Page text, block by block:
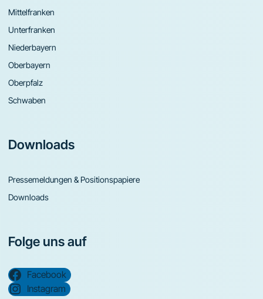
Mittelfranken
Unterfranken
Niederbayern
Oberbayern
Oberpfalz
Schwaben
Downloads
Pressemeldungen & Positionspapiere
Downloads
Folge uns auf
Facebook
Instagram